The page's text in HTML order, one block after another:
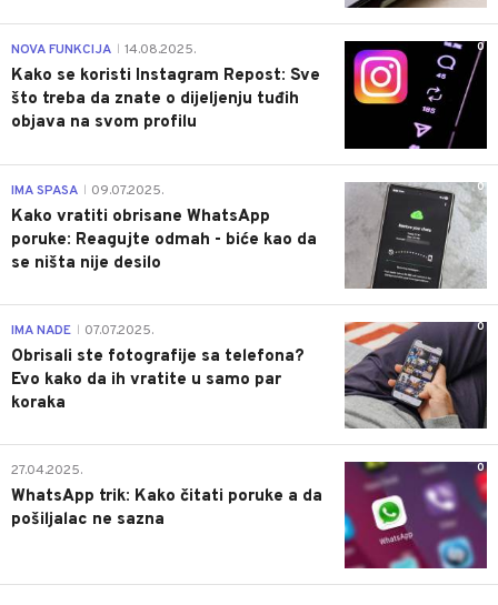
0
NOVA FUNKCIJA 14.08.2025.
Kako se koristi Instagram Repost: Sve
što treba da znate o dijeljenju tuđih
objava na svom profilu
0
IMA SPASA 09.07.2025.
Kako vratiti obrisane WhatsApp
poruke: Reagujte odmah - biće kao da
se ništa nije desilo
0
IMA NADE 07.07.2025.
Obrisali ste fotografije sa telefona?
Evo kako da ih vratite u samo par
koraka
0
27.04.2025.
WhatsApp trik: Kako čitati poruke a da
pošiljalac ne sazna